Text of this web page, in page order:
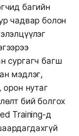
багийн
чадвар болон
сургагч багш
мэдлэг,
орон нутаг
бий болгох
Training-д